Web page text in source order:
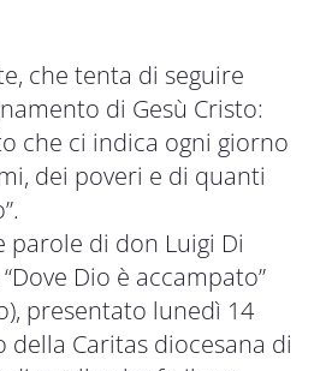
che tenta di seguire
di Gesù Cristo:
che ci indica ogni giorno
dei poveri e di quanti
parole di don Luigi Di
Dio è accampato”
presentato lunedì 14
della Caritas diocesana di